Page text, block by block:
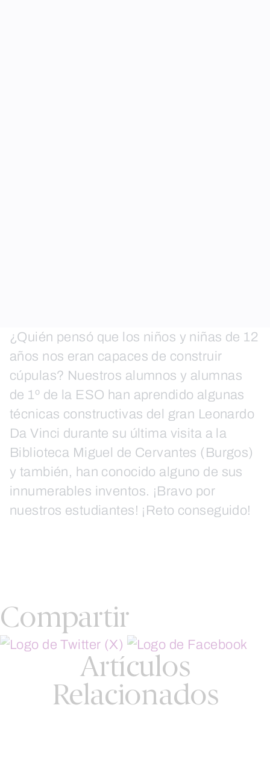
¿Quién pensó que los niños y niñas de 12
años nos eran capaces de construir
cúpulas? Nuestros alumnos y alumnas
de 1º de la ESO han aprendido algunas
técnicas constructivas del gran Leonardo
Da Vinci durante su última visita a la
Biblioteca Miguel de Cervantes (Burgos)
y también, han conocido alguno de sus
innumerables inventos. ¡Bravo por
nuestros estudiantes! ¡Reto conseguido!
Compartir
Artículos
Relacionados